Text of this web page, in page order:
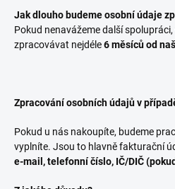
Jak dlouho budeme osobní údaje
Pokud nenavážeme další
zpracovávat nejdéle6 měsíců od
Zpracování osobních údajů v
Pokud u nás nakoupíte, budeme
vyplníte. Jsou to hlavně fakturační
e-mail, telefonní číslo, IČ/DIČ